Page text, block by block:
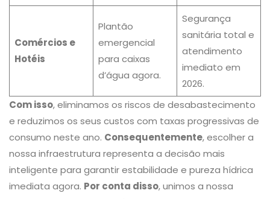
Comércios e
Hotéis
Plantão
emergencial
para caixas
d’água agora.
Segurança
sanitária total e
atendimento
imediato em
2026.
Com isso, eliminamos os riscos de desabastecimento
e reduzimos os seus custos com taxas progressivas de
consumo neste ano. Consequentemente, escolher a
nossa infraestrutura representa a decisão mais
inteligente para garantir estabilidade e pureza hídrica
imediata agora. Por conta disso, unimos a nossa